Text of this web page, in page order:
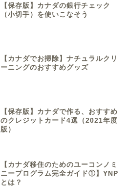
【保存版】カナダの銀行チェック
（小切手）を使いこなそう
【カナダでお掃除】ナチュラルクリ
ーニングのおすすめグッズ
【保存版】カナダで作る、おすすめ
のクレジットカード4選（2021年度
版）
【カナダ移住のためのユーコンノミ
ニープログラム完全ガイド①】YNP
とは？